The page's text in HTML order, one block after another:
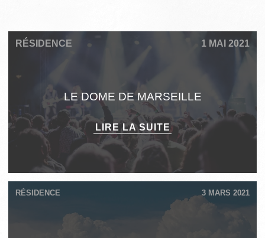
RÉSIDENCE 1 MAI 2021
LE DOME DE MARSEILLE
LIRE LA SUITE
RÉSIDENCE 3 MARS 2021